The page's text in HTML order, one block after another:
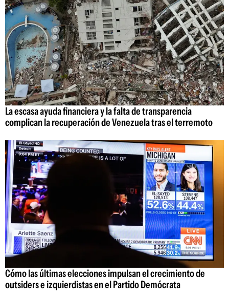
La escasa ayuda financiera y la falta de transparencia
complican la recuperación de Venezuela tras el terremoto
Cómo las últimas elecciones impulsan el crecimiento de
outsiders e izquierdistas en el Partido Demócrata